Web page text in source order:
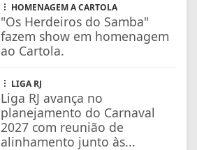
HOMENAGEM A CARTOLA
"Os Herdeiros do Samba"
fazem show em homenagem
ao Cartola.
LIGA RJ
Liga RJ avança no
planejamento do Carnaval
2027 com reunião de
alinhamento junto às...